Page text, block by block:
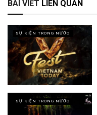
BÀI VIẾT LIÊN QUAN
SỰ KIỆN TRONG NƯỚC
SỰ KIỆN TRONG NƯỚC